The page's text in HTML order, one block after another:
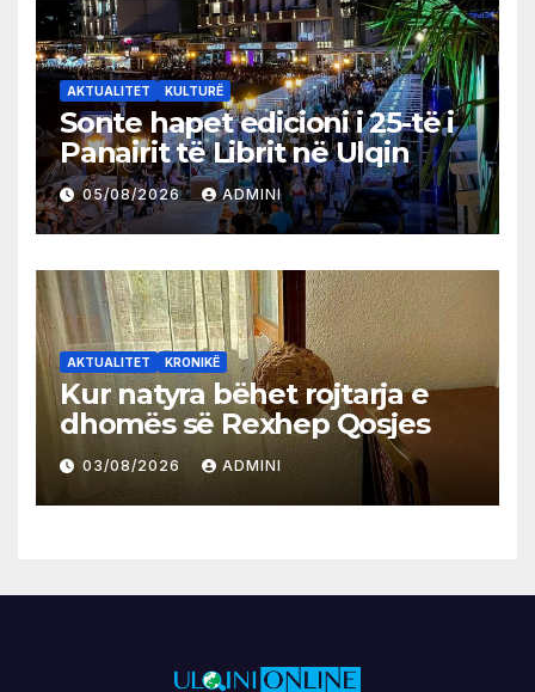
AKTUALITET KULTURË
Sonte hapet edicioni i 25-të i
Panairit të Librit në Ulqin
05/08/2026 ADMINI
AKTUALITET KRONIKË
Kur natyra bëhet rojtarja e
dhomës së Rexhep Qosjes
03/08/2026 ADMINI